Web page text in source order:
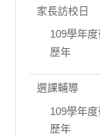
家長訪校日
109學年度
歷年
選課輔導
109學年度
歷年